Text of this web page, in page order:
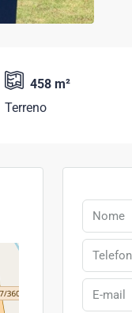
458 m²
Terreno